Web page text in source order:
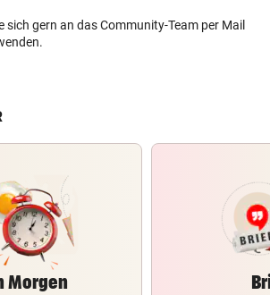
sich gern an das Community-Team per Mail
Morgen